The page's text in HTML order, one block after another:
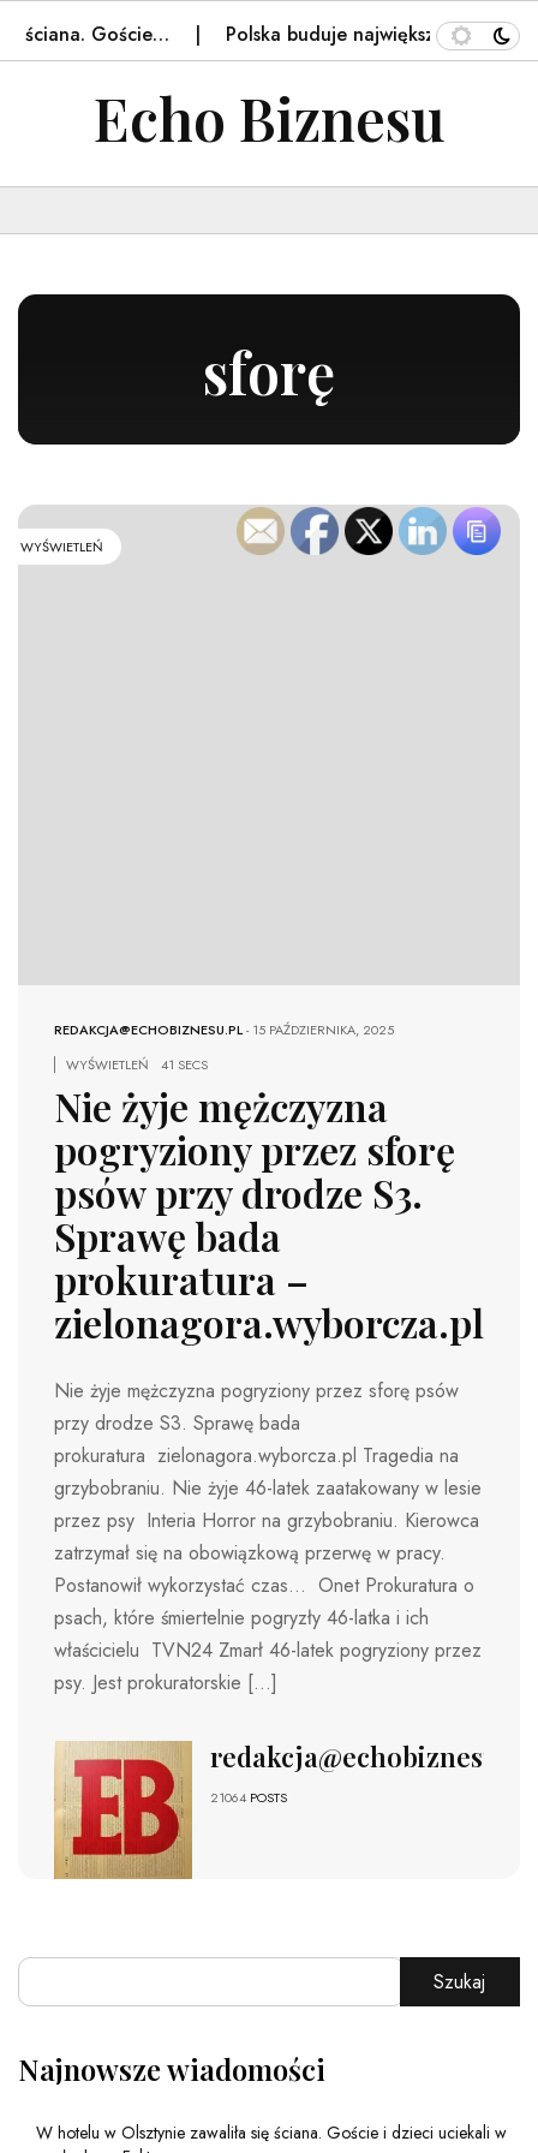
ściana. Goście… Polska buduje największy taki
Echo Biznesu
sforę
WYŚWIETLEŃ
REDAKCJA@ECHOBIZNESU.PL-15 PAŹDZIERNIKA, 2025
WYŚWIETLEŃ
41 SECS
Nie żyje mężczyzna
pogryziony przez sforę
psów przy drodze S3.
Sprawę bada
prokuratura –
zielonagora.wyborcza.pl
Nie żyje mężczyzna pogryziony przez sforę psów
przy drodze S3. Sprawę bada
prokuratura zielonagora.wyborcza.pl Tragedia na
grzybobraniu. Nie żyje 46-latek zaatakowany w lesie
przez psy Interia Horror na grzybobraniu. Kierowca
zatrzymał się na obowiązkową przerwę w pracy.
Postanowił wykorzystać czas… Onet Prokuratura o
psach, które śmiertelnie pogryzły 46-latka i ich
właścicielu TVN24 Zmarł 46-latek pogryziony przez
psy. Jest prokuratorskie […]
redakcja@echobiznesu.pl
21064 POSTS
Szukaj
Najnowsze wiadomości
W hotelu w Olsztynie zawaliła się ściana. Goście i dzieci uciekali w